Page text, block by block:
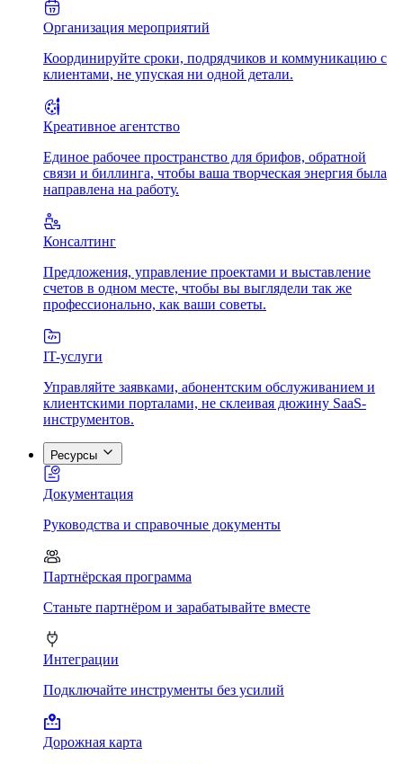
Организация мероприятий
Координируйте сроки, подрядчиков и коммуникацию с
клиентами, не упуская ни одной детали.
Креативное агентство
Единое рабочее пространство для брифов, обратной
связи и биллинга, чтобы ваша творческая энергия была
направлена на работу.
Консалтинг
Предложения, управление проектами и выставление
счетов в одном месте, чтобы вы выглядели так же
профессионально, как ваши советы.
IT-услуги
Управляйте заявками, абонентским обслуживанием и
клиентскими порталами, не склеивая дюжину SaaS-
инструментов.
Ресурсы
Документация
Руководства и справочные документы
Партнёрская программа
Станьте партнёром и зарабатывайте вместе
Интеграции
Подключайте инструменты без усилий
Дорожная карта